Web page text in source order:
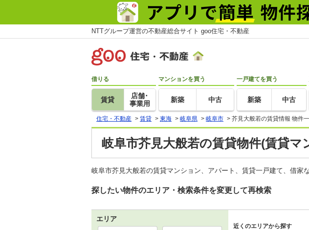
NTTグループ運営の不動産総合サイト goo住宅・不動産
借りる
賃貸
店舗･
事業用
マンションを買う
新築 中古
一戸建てを買う
新築 中古
住宅・不動産 > 賃貸 > 東海 > 岐阜県 > 岐阜市 > 芥見大般若の賃貸情報 物件
岐阜市芥見大般若の賃貸物件(賃貸
岐阜市芥見大般若の賃貸マンション、アパート、賃貸一戸建て、借家
探したい物件のエリア・検索条件を変更して再検索
エリア
近くのエリアから探す